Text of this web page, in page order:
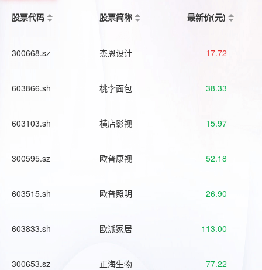
股票代码
股票简称 最新价(元)
300668.sz 杰恩设计 17.72
603866.sh 桃李面包 38.33
603103.sh 横店影视 15.97
300595.sz 欧普康视 52.18
603515.sh 欧普照明 26.90
603833.sh 欧派家居 113.00
300653.sz 正海生物 77.22